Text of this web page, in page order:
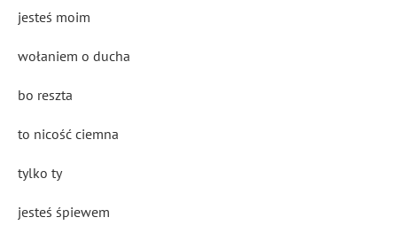
jesteś moim
wołaniem o ducha
bo reszta
to nicość ciemna
tylko ty
jesteś śpiewem